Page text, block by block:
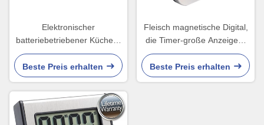
Elektronischer
batteriebetriebener Küchen-
Timer-Wecker-laute
Countdown-Anzeige
Beste Preis erhalten
Fleisch magnetische Digital,
die Timer-große Anzeigen-
Thermo laute Warnungs-
hinteren Halter kocht
Beste Preis erhalten